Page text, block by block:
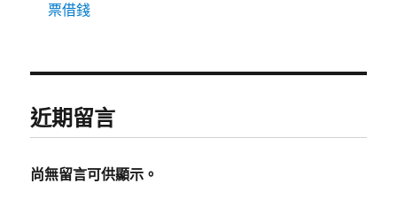
票借錢
近期留言
尚無留言可供顯示。